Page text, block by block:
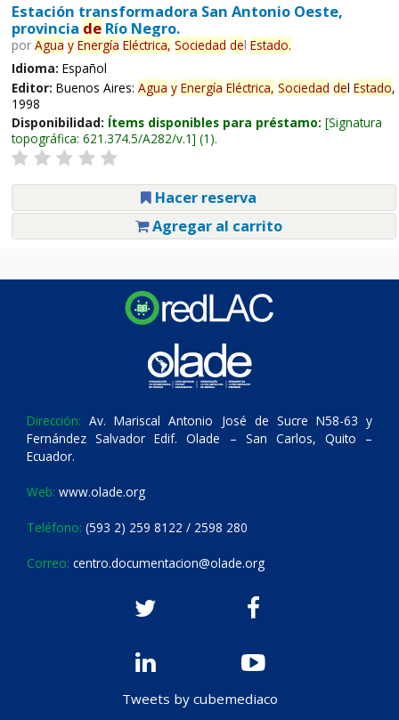
Estación transformadora San Antonio Oeste,
provincia deRío Negro.
por Agua y Energía Eléctrica, Sociedad del Estado.
Idioma: Español
Editor: Buenos Aires: Agua y Energía Eléctrica, Sociedad del Estado,
1998
Disponibilidad: Ítems disponibles para préstamo: Signatura
topográfica: 621.374.5/A282/v.1 (1).
Hacer reserva
Agregar al carrito
Dirección: Av. Mariscal Antonio José de Sucre N58-63 y
Fernández Salvador Edif. Olade – San Carlos, Quito –
Ecuador.
Web: www.olade.org
Teléfono: (593 2) 259 8122 / 2598 280
Correo: centro.documentacion@olade.org
Tweets by cubemediaco